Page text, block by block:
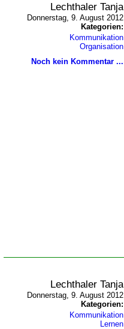
Lechthaler Tanja
Donnerstag, 9. August 2012
Kategorien:
Kommunikation
Organisation
Noch kein Kommentar ...
Lechthaler Tanja
Donnerstag, 9. August 2012
Kategorien:
Kommunikation
Lernen